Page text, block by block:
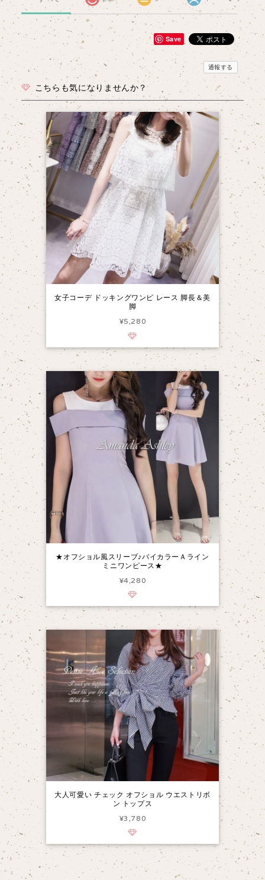
Save
通報する
こちらも気になりませんか？
女子コーデ ドッキングワンピ レース 脚長＆美
脚
¥5,280
★オフショル風スリーブ♪バイカラーＡライン
ミニワンピース★
¥4,280
大人可愛い チェック オフショル ウエストリボ
ン トップス
¥3,780